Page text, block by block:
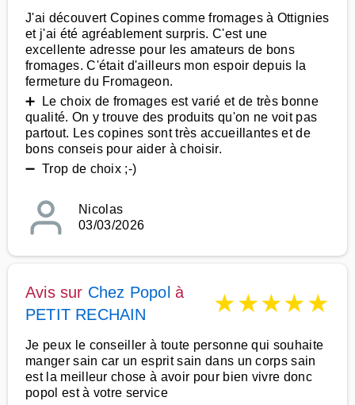
J'ai découvert Copines comme fromages à Ottignies
et j'ai été agréablement surpris. C'est une
excellente adresse pour les amateurs de bons
fromages. C'était d'ailleurs mon espoir depuis la
fermeture du Fromageon.
➕ Le choix de fromages est varié et de très bonne
qualité. On y trouve des produits qu'on ne voit pas
partout. Les copines sont très accueillantes et de
bons conseis pour aider à choisir.
➖ Trop de choix ;-)
Nicolas
03/03/2026
Avis sur Chez Popol à
PETIT RECHAIN
★★★★★
Je peux le conseiller à toute personne qui souhaite
manger sain car un esprit sain dans un corps sain
est la meilleur chose à avoir pour bien vivre donc
popol est à votre service